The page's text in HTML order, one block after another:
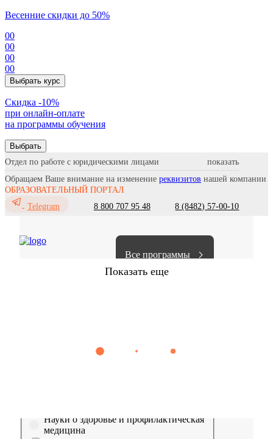
Весенние скидки до 50%
00
00
00
00
Выбрать курс
Cкидка -10%
при онлайн-оплате
на программы обучения
Выбрать
Отдел по работе с юридическими лицами
Обращаем Ваше внимание на изменение реквизитов нашей компании
ОБРАЗОВАТЕЛЬНЫЙ ПОРТАЛ
Telegram
8 800 707 95 48 8 (8482) 57-00-10
Все программы
Показать еще
Эпидемиология Медицинская помощь
Выберите направление
Науки о здоровье и профилактическая
медицина